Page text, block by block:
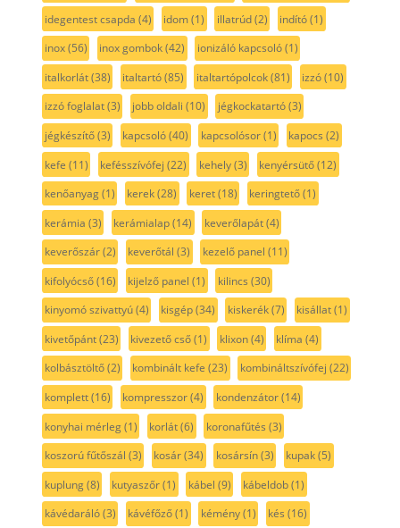
idegentest csapda (4) idom(1) illatrúd(2) indító(1)
inox(56) inox gombok(42) ionizáló kapcsoló(1)
italkorlát(38) italtartó(85) italtartópolcok(81) izzó(10)
izzó foglalat(3) jobb oldali (10) jégkockatartó(3)
jégkészítő(3) kapcsoló(40) kapcsolósor(1) kapocs (2)
kefe (11) kefésszívófej (22) kehely(3) kenyérsütő(12)
kenőanyag(1) kerek(28) keret(18) keringtető(1)
kerámia (3) kerámialap(14) keverőlapát(4)
keverőszár(2) keverőtál (3) kezelő panel (11)
kifolyócső(16) kijelző panel (1) kilincs (30)
kinyomó szivattyú(4) kisgép(34) kiskerék(7) kisállat(1)
kivetőpánt(23) kivezető cső(1) klixon(4) klíma (4)
kolbásztöltő(2) kombinált kefe (23) kombináltszívófej (22)
komplett(16) kompresszor(4) kondenzátor(14)
konyhai mérleg(1) korlát(6) koronafűtés (3)
koszorú fűtőszál (3) kosár(34) kosársín(3) kupak(5)
kuplung(8) kutyaszőr(1) kábel (9) kábeldob(1)
kávédaráló(3) kávéfőző(1) kémény(1) kés (16)